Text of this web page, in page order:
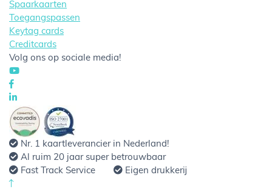
Spaarkaarten
Toegangspassen
Keytag cards
Creditcards
Volg ons op sociale media!
Nr. 1 kaartleverancier in Nederland!
Al ruim 20 jaar super betrouwbaar
Fast Track Service
Eigen drukkerij